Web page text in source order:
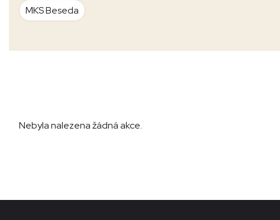
MKS Beseda
Nebyla nalezena žádná akce.